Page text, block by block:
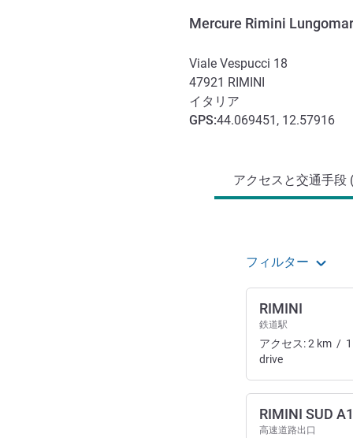
Mercure Rimini
Viale Vespucci 18
47921 RIMINI
イタリア
GPS:44.069451, 12.57916
アクセスと交通手段
フィルター
RIMINI
鉄道駅
アクセス:2 km /
drive
RIMINI SUD
高速道路出口